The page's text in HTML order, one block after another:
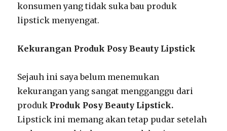
konsumen yang tidak suka bau produk
lipstick menyengat.
Kekurangan Produk Posy Beauty Lipstick
Sejauh ini saya belum menemukan
kekurangan yang sangat mengganggu dari
produk Produk Posy Beauty Lipstick.
Lipstick ini memang akan tetap pudar setelah